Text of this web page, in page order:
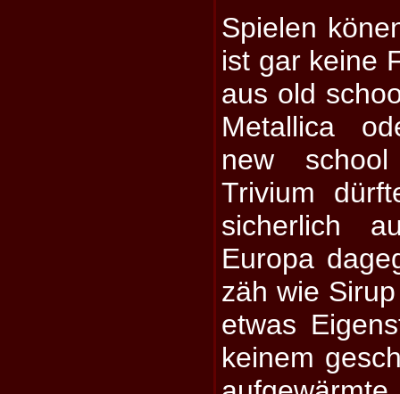
Spielen
ist gar keine
aus old
Metallica
new
Trivium
sicherlich
Europa
zäh wie
etwas
keinem